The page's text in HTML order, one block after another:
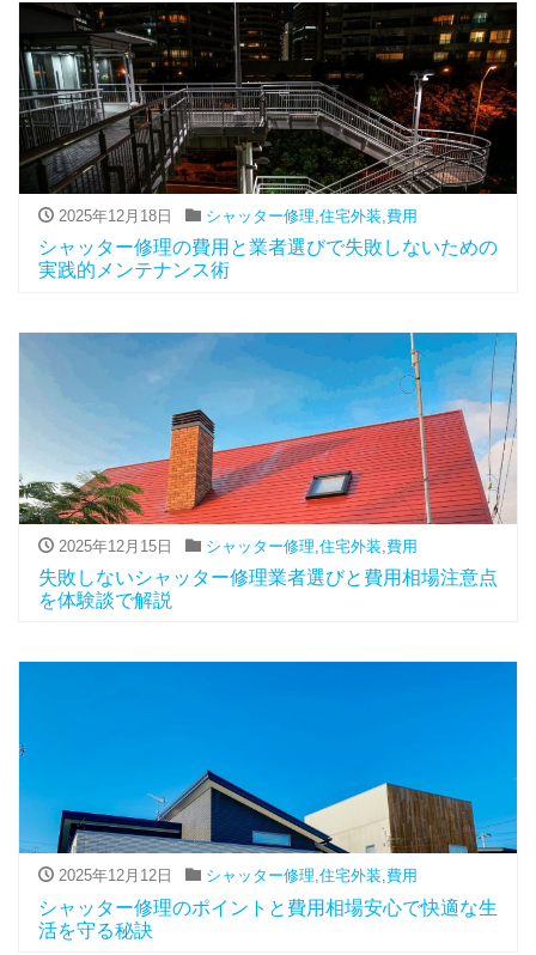
2025年12月18日 シャッター修理,住宅外装,費用
シャッター修理の費用と業者選びで失敗しないための
実践的メンテナンス術
2025年12月15日 シャッター修理 住宅外装 費用
失敗しないシャッター修理業者選びと費用相場注意点
を体験談で解説
2025年12月12日 シャッター修理,住宅外装,費用
シャッター修理のポイントと費用相場安心で快適な生
活を守る秘訣